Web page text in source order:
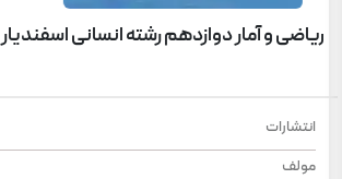
ریاضی و آمار دوازدهم رشته انسانی اسفندیار
انتشارات
مولف